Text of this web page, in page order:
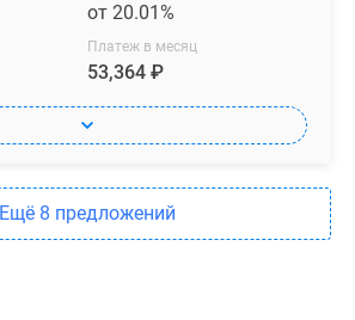
от 20.01%
Платеж в месяц
53,364 ₽
Ещё 8 предложений